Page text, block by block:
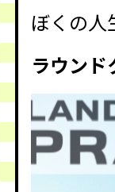
ぼくの人
ラウン